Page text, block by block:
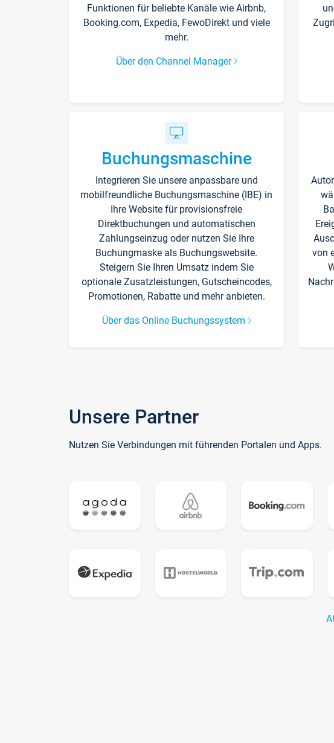
Funktionen für beliebte Kanäle wie Airbnb,
Booking.com, Expedia, FewoDirekt und viele
mehr.
Über den Channel Manager
Buchungsmaschine
Integrieren Sie unsere anpassbare und
mobilfreundliche Buchungsmaschine (IBE) in
Ihre Website für provisionsfreie
Direktbuchungen und automatischen
Zahlungseinzug oder nutzen Sie Ihre
Buchungmaske als Buchungswebsite.
Steigern Sie Ihren Umsatz indem Sie
optionale Zusatzleistungen, Gutscheincodes,
Promotionen, Rabatte und mehr anbieten.
Über das Online Buchungssystem
von
Unsere Partner
Nutzen Sie Verbindungen mit führenden Portalen und Apps.